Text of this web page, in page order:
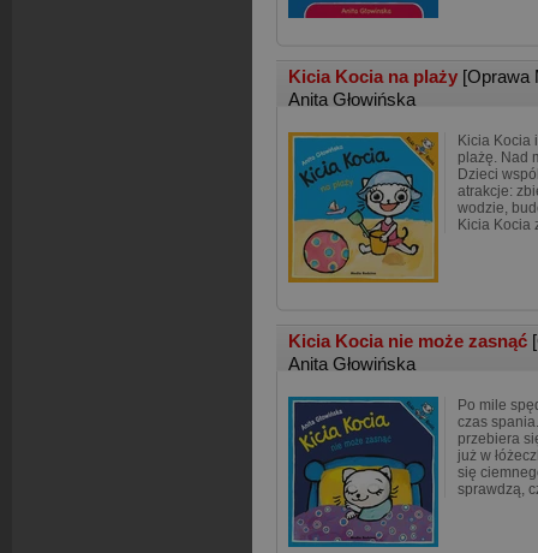
Kicia Kocia na plaży [Oprawa
Anita Głowińska
Kicia Kocia
plażę. Nad
Dzieci
atrakcje:
wodzie,
Kicia Kocia
Kicia Kocia nie może zasnąć
Anita Głowińska
Po mile
czas
przebiera
już w
się
sprawdzą,